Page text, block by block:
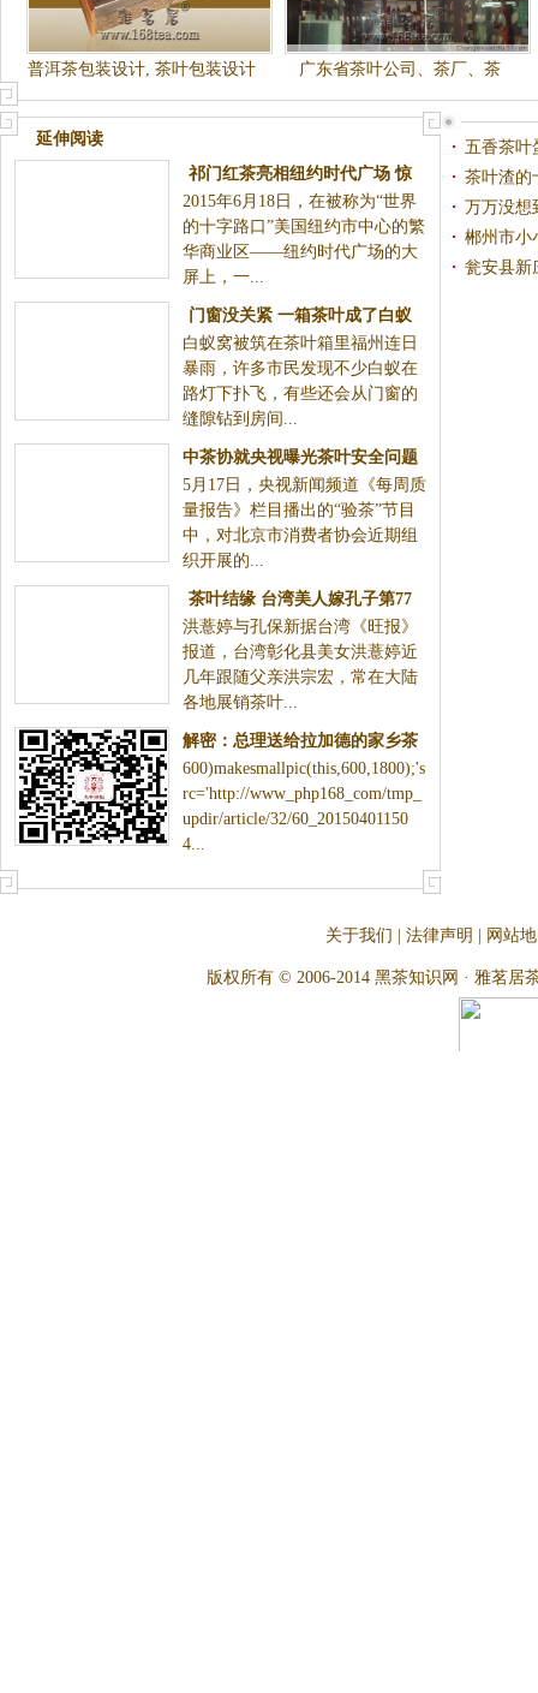
普洱茶包装设计, 茶叶包装设计
欣赏
广东省茶叶公司、茶厂、茶
馆、茶庄大黄页
延伸阅读
祁门红茶亮相纽约时代广场 惊
艳四方
2015年6月18日，在被称为“世界
的十字路口”美国纽约市中心的繁
华商业区——纽约时代广场的大
屏上，一...
门窗没关紧 一箱茶叶成了白蚁
窝
白蚁窝被筑在茶叶箱里福州连日
暴雨，许多市民发现不少白蚁在
路灯下扑飞，有些还会从门窗的
缝隙钻到房间...
中茶协就央视曝光茶叶安全问题
作出说明
5月17日，央视新闻频道《每周质
量报告》栏目播出的“验茶”节目
中，对北京市消费者协会近期组
织开展的...
茶叶结缘 台湾美人嫁孔子第77
代嫡孙
洪薏婷与孔保新据台湾《旺报》
报道，台湾彰化县美女洪薏婷近
几年跟随父亲洪宗宏，常在大陆
各地展销茶叶...
解密：总理送给拉加德的家乡茶
叶
600)makesmallpic(this,600,1800);'s
rc='http://www_php168_com/tmp_
updir/article/32/60_20150401150
4...
五香茶叶
茶叶渣的
万万没想
郴州市小
瓮安县新
关于我们 法律声明 网站
版权所有 © 2006-2014 黑茶知识网 · 雅茗居